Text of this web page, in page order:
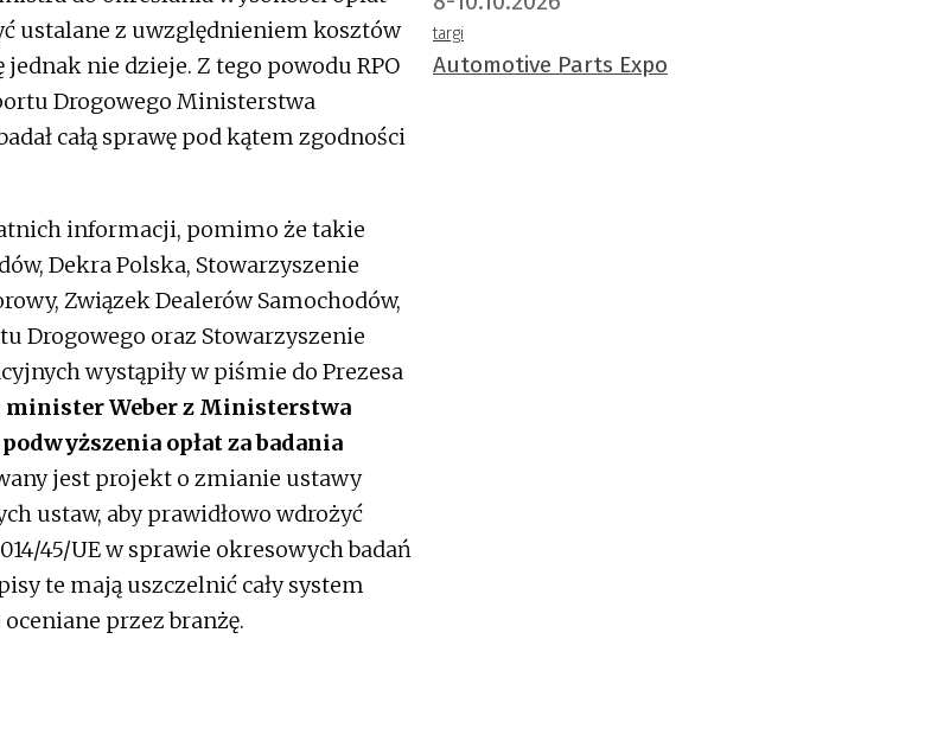
ustalane z uwzględnieniem kosztów
nie dzieje. Z tego powodu RPO
Drogowego Ministerstwa
całą sprawę pod kątem zgodności
informacji, pomimo że takie
Dekra Polska, Stowarzyszenie
Związek Dealerów Samochodów,
Drogowego oraz Stowarzyszenie
wystąpiły w piśmie do Prezesa
minister Weber z Ministerstwa
opłat za badania
jest projekt o zmianie ustawy
ustaw, aby prawidłowo wdrożyć
45/UE w sprawie okresowych badań
te mają uszczelnić cały system
przez branżę.
targi
Automotive Parts Expo